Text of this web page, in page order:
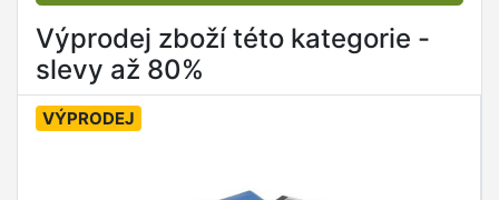
Výprodej zboží této kategorie -
slevy až 80%
VÝPRODEJ